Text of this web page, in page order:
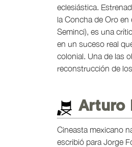
eclesiástica.
la Concha de Oro en
Seminci), es una
en un suceso real
colonial. Una de las
reconstrucción de
Arturo
Cineasta mexicano
escribió para Jorge